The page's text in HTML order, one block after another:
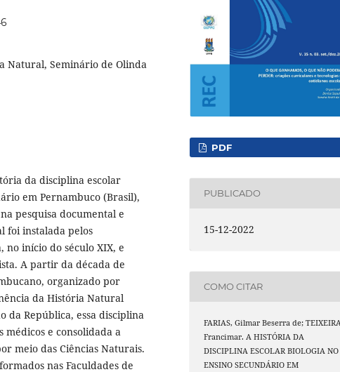
Natural, Seminário de Olinda
da disciplina escolar
em Pernambuco (Brasil),
pesquisa documental e
foi instalada pelos
no início do século XIX, e
A partir da década de
organizado por
da História Natural
da República, essa disciplina
e consolidada a
meio das Ciências Naturais.
nas Faculdades de
PDF
PUBLICADO
15-12-2022
COMO CITAR
FARIAS, Gilmar Beserra de;
Francimar. A HISTÓRIA DA
DISCIPLINA ESCOLAR BIOLOGIA NO
ENSINO SECUNDÁRIO EM